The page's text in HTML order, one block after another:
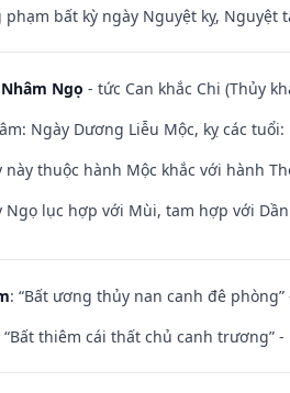
phạm bất kỳ ngày Nguyệt kỵ, Nguyệt
Nhâm Ngọ - tức Can khắc Chi (Thủy
Ngày Dương Liễu Mộc, kỵ các tuổi:
này thuộc hành Mộc khắc với hành
Ngọ lục hợp với Mùi, tam hợp với
: “Bất ương thủy nan canh đê
“Bất thiêm cái thất chủ canh trương”